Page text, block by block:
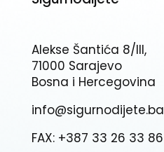
Alekse Šantića 8/III,
71000 Sarajevo
Bosna i Hercegovina
info@sigurnodijete.ba
FAX: +387 33 26 33 86